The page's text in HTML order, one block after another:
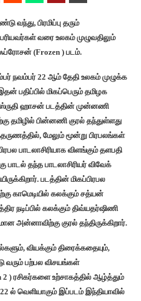
பிரமிப்பு தரும்
வரை உலகம் முழுவதிலும்
ஃப்ரோசன் (Frozen ) படம்.
நவம்பர் 22 ஆம் தேதி உலகம் முழுக்க
பதிப்பில் மிகப்பெரும் தமிழக
ஹாசன் படத்தின் முன்னணி
தமிழில் பின்னணி குரல் தந்துள்ளது
மேலும் மூன்று பிரபலங்கள்
பாடலாசிரியாக விளங்கும் தளபதி
பாடல் தந்த பாடலாசிரியர் விவேக்
படத்தின் மிகப்பிரபல
காமெடியில் கலக்கும் சத்யன்
நடிப்பில் கலக்கும் திவ்யதர்ஷிணி
அன்னாவிற்கு குரல் தந்திருக்கிறார்.
வியக்கும் திரைக்கதையும்,
பற்பல விசயங்கள்
2 ) ரசிகர்களை உற்சாகத்தில் ஆழ்த்தும்
ல் வெளியாகும் இப்படம் இந்தியாவில்